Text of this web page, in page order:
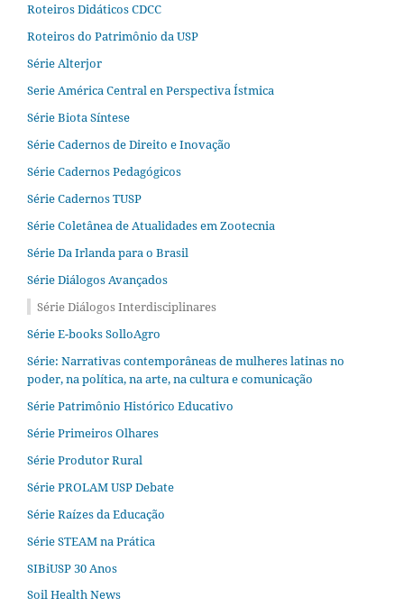
Roteiros Didáticos CDCC
Roteiros do Patrimônio da USP
Série Alterjor
Serie América Central en Perspectiva Ístmica
Série Biota Síntese
Série Cadernos de Direito e Inovação
Série Cadernos Pedagógicos
Série Cadernos TUSP
Série Coletânea de Atualidades em Zootecnia
Série Da Irlanda para o Brasil
Série Diálogos Avançados
Série Diálogos Interdisciplinares
Série E-books SolloAgro
Série: Narrativas contemporâneas de mulheres latinas no
poder, na política, na arte, na cultura e comunicação
Série Patrimônio Histórico Educativo
Série Primeiros Olhares
Série Produtor Rural
Série PROLAM USP Debate
Série Raízes da Educação
Série STEAM na Prática
SIBiUSP 30 Anos
Soil Health News